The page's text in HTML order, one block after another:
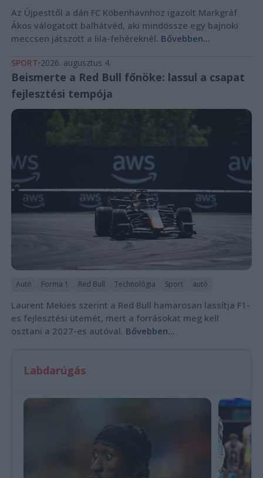
Az Újpesttől a dán FC Köbenhavnhoz igazolt Markgráf
Ákos válogatott balhátvéd, aki mindössze egy bajnoki
meccsen játszott a lila-fehéreknél. Bővebben...
SPORT 2026. augusztus 4.
Beismerte a Red Bull főnöke: lassul a csapat
fejlesztési tempója
Autó Forma 1 Red Bull Technológia Sport autó
Laurent Mekies szerint a Red Bull hamarosan lassítja F1-
es fejlesztési ütemét, mert a forrásokat meg kell
osztani a 2027-es autóval. Bővebben...
Labdarúgás